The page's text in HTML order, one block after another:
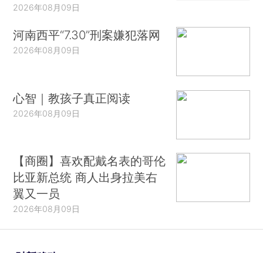
2026年08月09日
河南西平“7.30”刑案嫌犯落网
2026年08月09日
心智｜教孩子真正阅读
2026年08月09日
【商圈】喜欢配戴名表的哥伦
比亚新总统 商人出身拉美右
翼又一员
2026年08月09日